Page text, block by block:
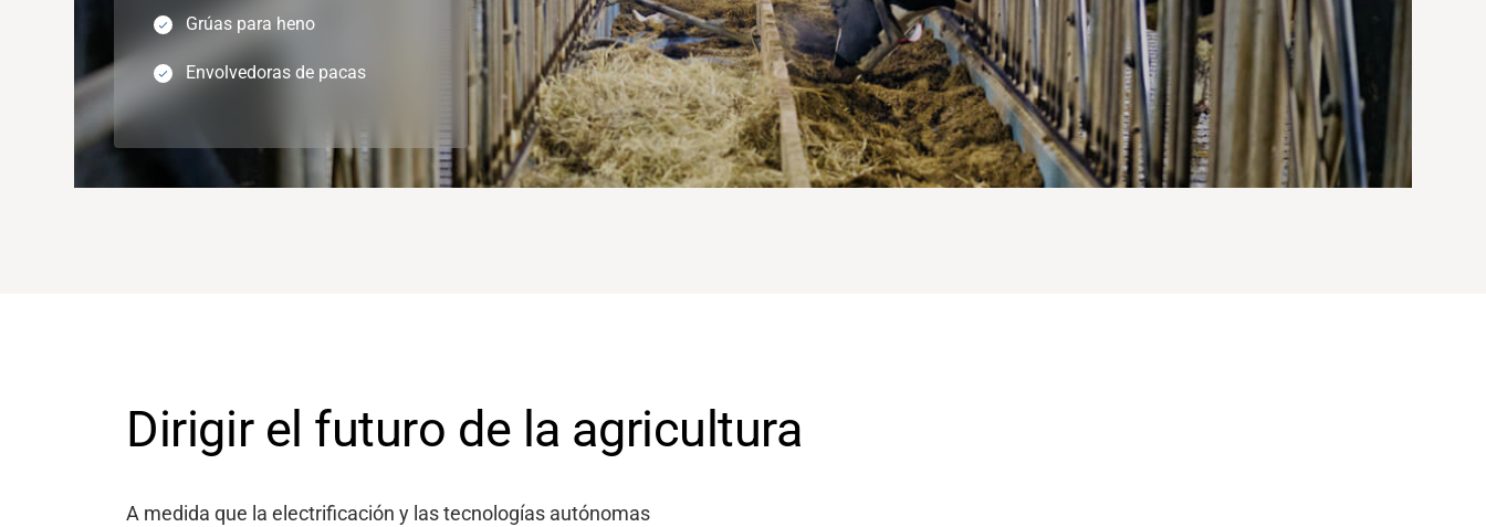
Grúas para heno
Envolvedoras de pacas
Dirigir el futuro de la agricultura
A medida que la electrificación y las tecnologías autónomas